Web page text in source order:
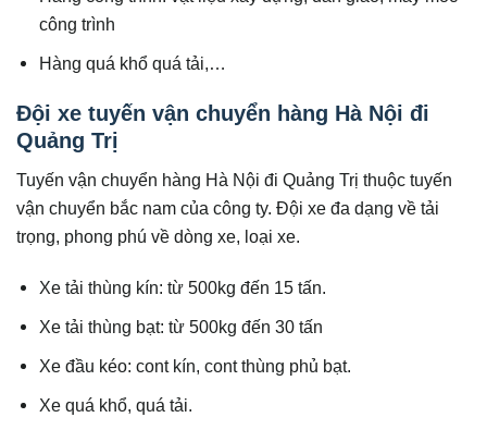
công trình
Hàng quá khổ quá tải,…
Đội xe tuyến vận chuyển hàng Hà Nội đi
Quảng Trị
Tuyến vận chuyển hàng Hà Nội đi Quảng Trị thuộc tuyến
vận chuyển bắc nam của công ty. Đội xe đa dạng về tải
trọng, phong phú về dòng xe, loại xe.
Xe tải thùng kín: từ 500kg đến 15 tấn.
Xe tải thùng bạt: từ 500kg đến 30 tấn
Xe đầu kéo: cont kín, cont thùng phủ bạt.
Xe quá khổ, quá tải.